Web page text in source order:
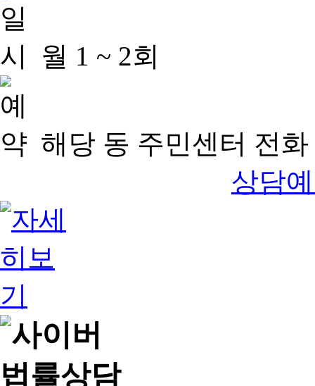
월 1 ~ 2회
해당 동 주민센터 전
상담